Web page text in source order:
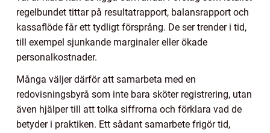
regelbundet tittar på resultatrapport, balansrapport och
kassaflöde får ett tydligt försprång. De ser trender i tid,
till exempel sjunkande marginaler eller ökade
personalkostnader.
Många väljer därför att samarbeta med en
redovisningsbyrå som inte bara sköter registrering, utan
även hjälper till att tolka siffrorna och förklara vad de
betyder i praktiken. Ett sådant samarbete frigör tid,